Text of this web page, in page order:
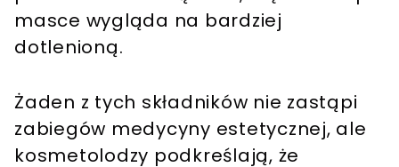
masce wygląda na bardziej
dotlenioną.
Żaden z tych składników nie zastąpi
zabiegów medycyny estetycznej, ale
kosmetolodzy podkreślają, że